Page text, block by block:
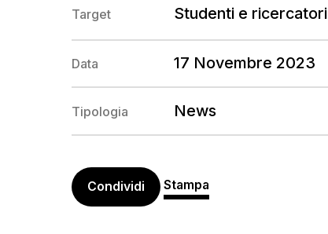
Target Studenti e ricercatori
Data 17 Novembre 2023
Tipologia News
Condividi Stampa